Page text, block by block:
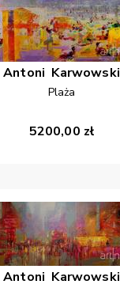
Antoni Karwowski
Plaża
5200,00 zł
Antoni Karwowski